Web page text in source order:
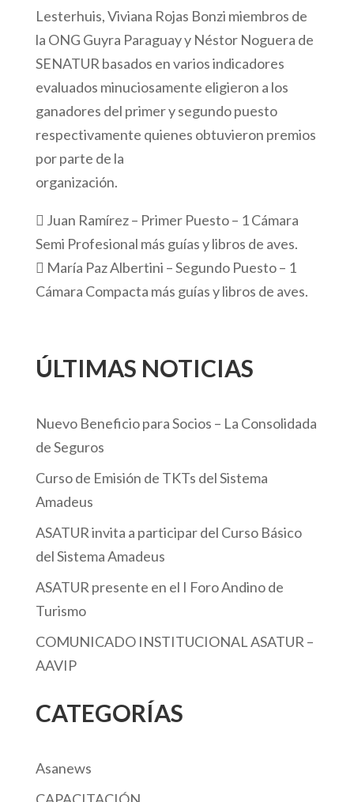
Lesterhuis, Viviana Rojas Bonzi miembros de
la ONG Guyra Paraguay y Néstor Noguera de
SENATUR basados en varios indicadores
evaluados minuciosamente eligieron a los
ganadores del primer y segundo puesto
respectivamente quienes obtuvieron premios
por parte de la
organización.
 Juan Ramírez – Primer Puesto – 1 Cámara
Semi Profesional más guías y libros de aves.
 María Paz Albertini – Segundo Puesto – 1
Cámara Compacta más guías y libros de aves.
ÚLTIMAS NOTICIAS
Nuevo Beneficio para Socios – La Consolidada
de Seguros
Curso de Emisión de TKTs del Sistema
Amadeus
ASATUR invita a participar del Curso Básico
del Sistema Amadeus
ASATUR presente en el I Foro Andino de
Turismo
COMUNICADO INSTITUCIONAL ASATUR –
AAVIP
CATEGORÍAS
Asanews